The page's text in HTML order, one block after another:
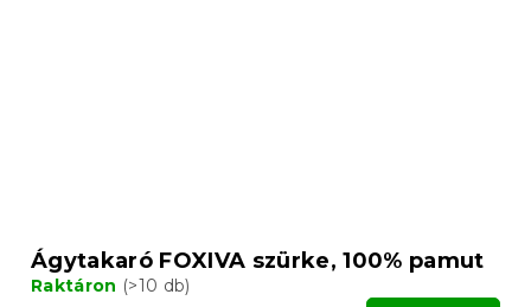
Ágytakaró FOXIVA szürke, 100% pamut
Raktáron (>10 db)